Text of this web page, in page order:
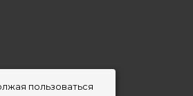
пользоваться